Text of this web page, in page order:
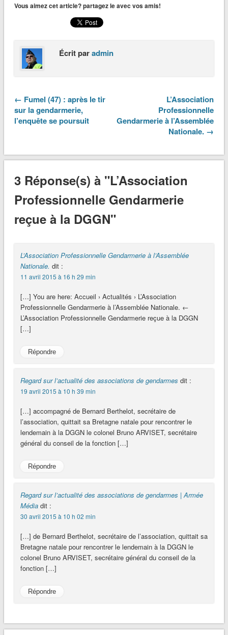
Vous aimez cet article? partagez le avec vos amis!
Écrit paradmin
← Fumel (47) : après le tir
sur la gendarmerie,
l’enquête se poursuit
L’Association
Professionnelle
Gendarmerie à l’Assemblée
Nationale. →
3 Réponse(s) à "L’Association
Professionnelle Gendarmerie
reçue à la DGGN"
L’Association Professionnelle Gendarmerie à l’Assemblée
Nationale. dit :
11 avril 2015 à 16 h 29 min
[…] You are here: Accueil › Actualités › L’Association
Professionnelle Gendarmerie à l’Assemblée Nationale. ←
L’Association Professionnelle Gendarmerie reçue à la DGGN
[…]
Répondre
Regard sur l’actualité des associations de gendarmes dit :
19 avril 2015 à 10 h 39 min
[…] accompagné de Bernard Berthelot, secrétaire de
l’association, quittait sa Bretagne natale pour rencontrer le
lendemain à la DGGN le colonel Bruno ARVISET, secrétaire
général du conseil de la fonction […]
Répondre
Regard sur l’actualité des associations de gendarmes | Armée
Média dit :
30 avril 2015 à 10 h 02 min
[…] de Bernard Berthelot, secrétaire de l’association, quittait sa
Bretagne natale pour rencontrer le lendemain à la DGGN le
colonel Bruno ARVISET, secrétaire général du conseil de la
fonction […]
Répondre